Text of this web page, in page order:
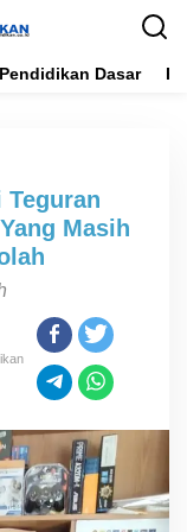
Pendidikan Dasar
Masih